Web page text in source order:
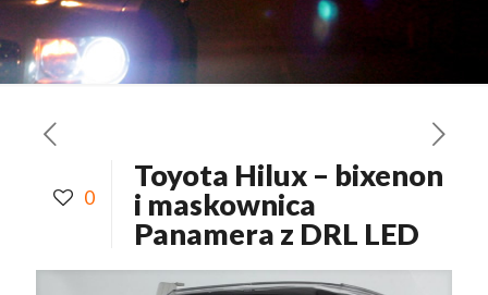
0
Toyota Hilux – bixenon
i maskownica
Panamera z DRL LED